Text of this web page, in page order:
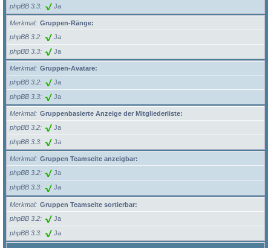
phpBB 3.3 Ja
Merkmal
Gruppen-Ränge:
phpBB 3.2
Ja
phpBB 3.3 Ja
Merkmal
Gruppen-Avatare:
phpBB 3.2
Ja
phpBB 3.3 Ja
Merkmal
Gruppenbasierte Anzeige der Mitgliederliste:
phpBB 3.2
Ja
phpBB 3.3 Ja
Merkmal
Gruppen Teamseite anzeigbar:
phpBB 3.2
Ja
phpBB 3.3 Ja
Merkmal
Gruppen Teamseite sortierbar:
phpBB 3.2
Ja
phpBB 3.3 Ja